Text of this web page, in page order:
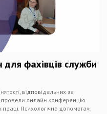
фахівців служби
відповідальних за
провели онлайн конференцію
Психологічна допомога»,